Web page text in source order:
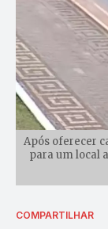
Após oferecer
para um local
COMPARTILHAR